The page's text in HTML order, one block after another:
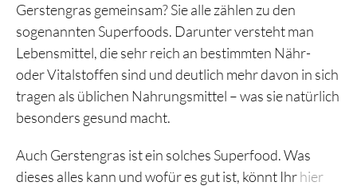
Gerstengras gemeinsam? Sie alle zählen zu den
sogenannten Superfoods. Darunter versteht man
Lebensmittel, die sehr reich an bestimmten Nähr-
oder Vitalstoffen sind und deutlich mehr davon in sich
tragen als üblichen Nahrungsmittel – was sie natürlich
besonders gesund macht.
Auch Gerstengras ist ein solches Superfood. Was
dieses alles kann und wofür es gut ist, könnt Ihrhier